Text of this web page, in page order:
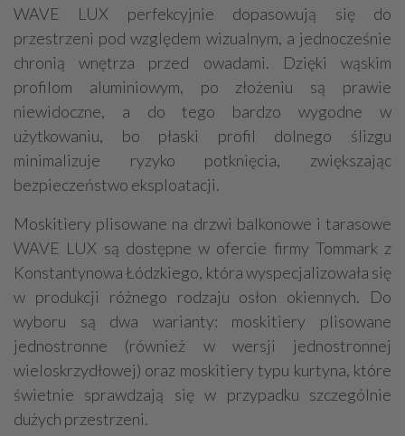
WAVE LUX perfekcyjnie dopasowują się do
przestrzeni pod względem wizualnym, a jednocześnie
chronią wnętrza przed owadami. Dzięki wąskim
profilom aluminiowym, po złożeniu są prawie
niewidoczne, a do tego bardzo wygodne w
użytkowaniu, bo płaski profil dolnego ślizgu
minimalizuje ryzyko potknięcia, zwiększając
bezpieczeństwo eksploatacji.
Moskitiery plisowane na drzwi balkonowe i tarasowe
WAVE LUX są dostępne w ofercie firmy Tommark z
Konstantynowa Łódzkiego, która wyspecjalizowała się
w produkcji różnego rodzaju osłon okiennych. Do
wyboru są dwa warianty: moskitiery plisowane
jednostronne (również w wersji jednostronnej
wieloskrzydłowej) oraz moskitiery typu kurtyna, które
świetnie sprawdzają się w przypadku szczególnie
dużych przestrzeni.